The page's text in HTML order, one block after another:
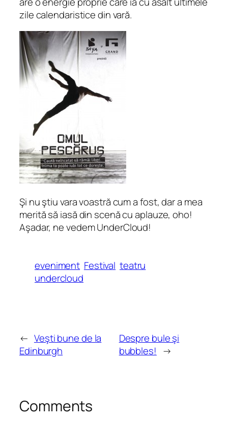
zile calendaristice din vară.
Şi nu ştiu vara voastră cum a fost, dar a mea
merită să iasă din scenă cu aplauze, oho!
Aşadar, ne vedem UnderCloud!
eveniment Festival teatru
undercloud
← Veşti bune de la
Edinburgh
Despre bule şi
bubbles! →
Comments